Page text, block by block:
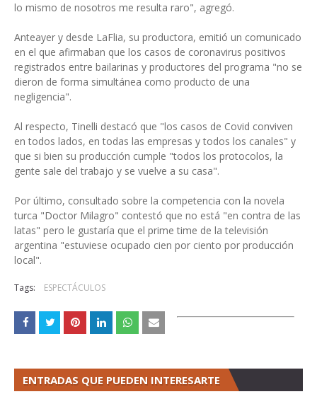
lo mismo de nosotros me resulta raro", agregó.
Anteayer y desde LaFlia, su productora, emitió un comunicado
en el que afirmaban que los casos de coronavirus positivos
registrados entre bailarinas y productores del programa "no se
dieron de forma simultánea como producto de una
negligencia".
Al respecto, Tinelli destacó que "los casos de Covid conviven
en todos lados, en todas las empresas y todos los canales" y
que si bien su producción cumple "todos los protocolos, la
gente sale del trabajo y se vuelve a su casa".
Por último, consultado sobre la competencia con la novela
turca "Doctor Milagro" contestó que no está "en contra de las
latas" pero le gustaría que el prime time de la televisión
argentina "estuviese ocupado cien por ciento por producción
local".
Tags: ESPECTÁCULOS
ENTRADAS QUE PUEDEN INTERESARTE